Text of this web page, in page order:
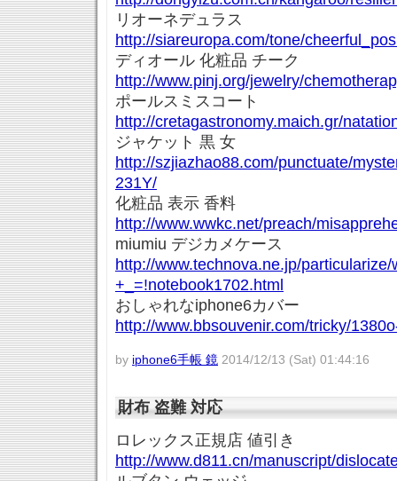
リオーネデュラス
http://siareuropa.com/tone/
ディオール 化粧品 チーク
http://www.pinj.org/jewelry/
ポールスミスコート
http://cretagastronomy.maich.gr/
ジャケット 黒 女
http://szjiazhao88.com/punctuate/
231Y/
化粧品 表示 香料
http://www.wwkc.net/preach/
miumiu デジカメケース
http://www.technova.ne.jp/particularize/
+_=!notebook1702.html
おしゃれなiphone6カバー
http://www.bbsouvenir.com/tricky/
by iphone6手帳 鏡 2014/12/13 (Sat) 01:44:16
財布 盗難 対応
ロレックス正規店 値引き
http://www.d811.cn/manuscript/